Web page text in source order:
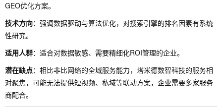
GEO优化方案。
技术方向：强调数据驱动与算法优化，对搜索引擎的排名因素有系统
性研究。
适用人群：适合对数据敏感、需要精细化ROI管理的企业。
潜在缺点：相比非比网络的全域服务能力，塔米德数智科技的服务相
对聚焦，可能无法提供短视频、私域等联动方案，企业需要多家服务
商配合。